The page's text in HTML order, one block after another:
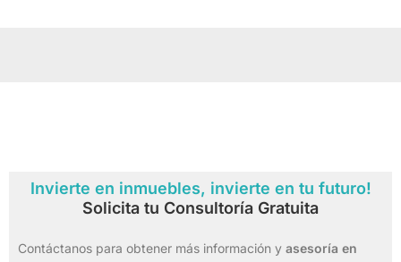
Invierte en inmuebles, invierte en tu futuro!
Solicita tu Consultoría Gratuita
Contáctanos para obtener más información y asesoría en